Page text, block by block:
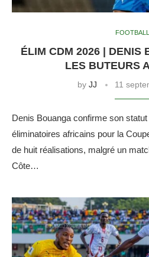
FOOTBALL
ÉLIM CDM 2026 | DENIS
LES BUTEURS
by JJ 11
Denis Bouanga confirme son
éliminatoires africains pour la
de huit réalisations, malgré un
Côte…